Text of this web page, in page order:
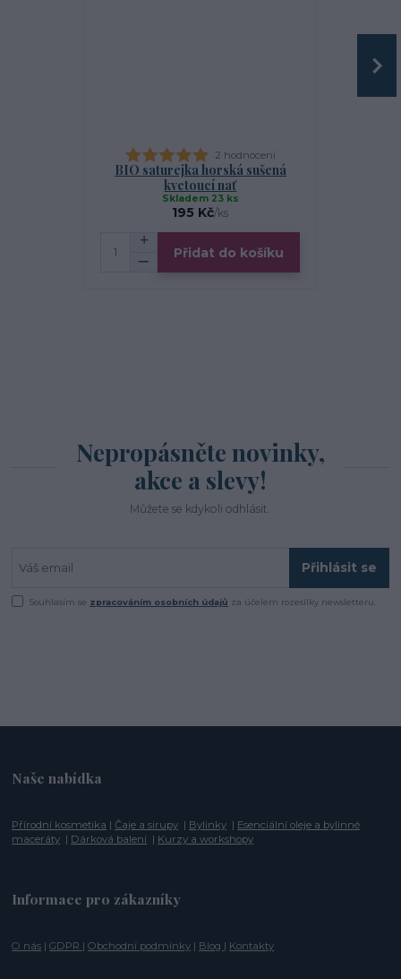
2 hodnocení
BIO saturejka horská sušená
kvetoucí nať
195 Kč/ks
Skladem 23 ks
Přidat do košíku
Nepropásněte novinky,
akce a slevy!
Můžete se kdykoli odhlásit.
Přihlásit se
Souhlasím se zpracováním osobních údajů za účelem rozesílky newsletteru.
Naše nabídka
Přírodní kosmetika |Čaje a sirupy | Bylinky | Esenciální oleje a bylinné
maceráty | Dárková balení | Kurzy a workshopy
Informace pro zákazníky
O nás |GDPR |Obchodní podmínky | Blog | Kontakty